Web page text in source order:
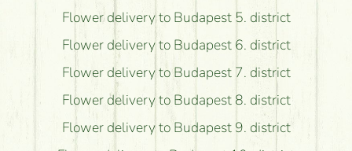
Flower delivery to Budapest 5. district
Flower delivery to Budapest 6. district
Flower delivery to Budapest 7. district
Flower delivery to Budapest 8. district
Flower delivery to Budapest 9. district